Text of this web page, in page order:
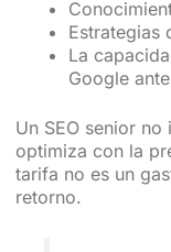
Estrategias
La
Google
Un SEO senior
optimiza con la
tarifa no es un
retorno.